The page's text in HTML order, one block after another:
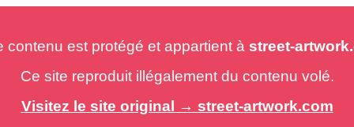
est protégé et appartient à street-
Ce site reproduit illégalement du contenu volé.
Visitez le site original → street-artwork.com